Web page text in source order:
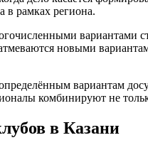
в рамках региона.
вариантами
новыми
определённым вариантам
комбинируют не
в Казани